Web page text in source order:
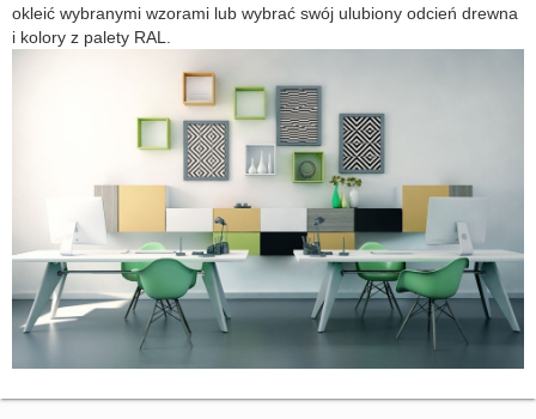
okleić wybranymi wzorami lub wybrać swój ulubiony odcień drewna
i kolory z palety RAL.